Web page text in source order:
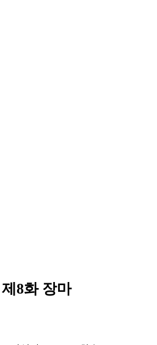
8화 장마